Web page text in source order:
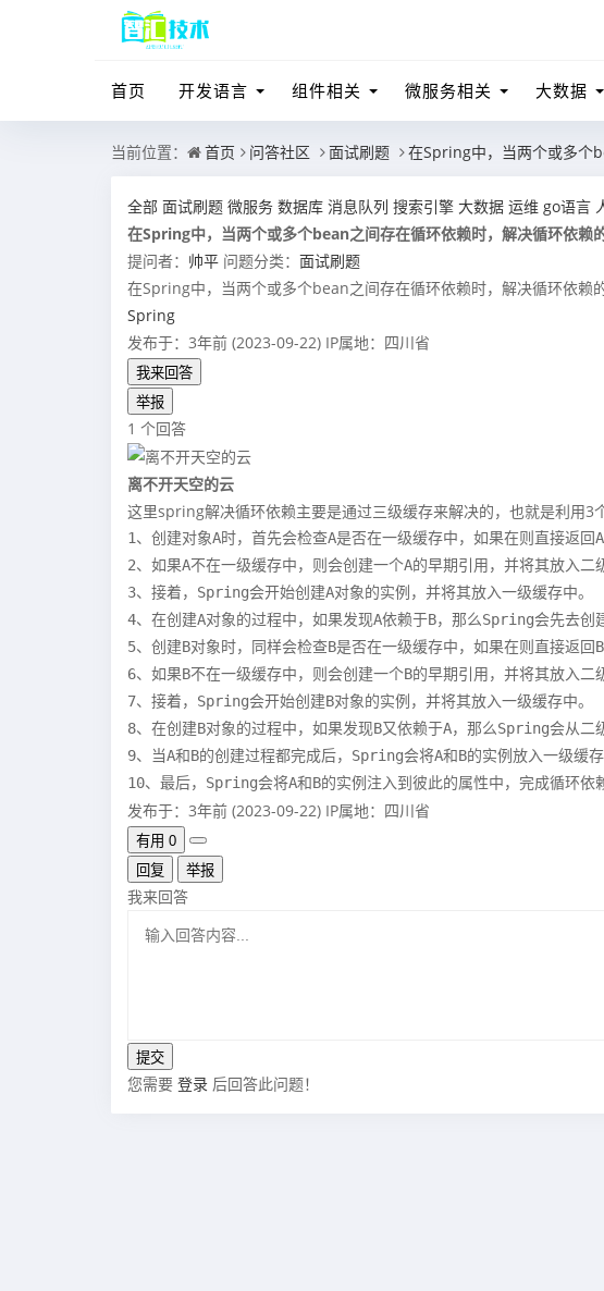
首页 开发语言 组件相关 微服务相关 大数据
当前位置： 首页 问答社区 面试刷题 在Spring中，当两个或多个
全部 面试刷题 微服务 数据库 消息队列 搜索引擎 大数据 运维 go语言
在Spring中，当两个或多个bean之间存在循环依赖时，解决循环依赖
提问者： 帅平 问题分类： 面试刷题
在Spring中，当两个或多个bean之间存在循环依赖时，解决循环依赖
Spring
发布于：3年前 (2023-09-22) IP属地：四川省
我来回答
举报
1 个回答
离不开天空的云
这里spring解决循环依赖主要是通过三级缓存来解决的，也就是利用3
1、创建对象A时，首先会检查A是否在一级缓存中，如果在则直接返回A
2、如果A不在一级缓存中，则会创建一个A的早期引用，并将其放入二
3、接着，Spring会开始创建A对象的实例，并将其放入一级缓存中。
4、在创建A对象的过程中，如果发现A依赖于B，那么Spring会先去创
5、创建B对象时，同样会检查B是否在一级缓存中，如果在则直接返回B
6、如果B不在一级缓存中，则会创建一个B的早期引用，并将其放入二
7、接着，Spring会开始创建B对象的实例，并将其放入一级缓存中。
8、在创建B对象的过程中，如果发现B又依赖于A，那么Spring会从二
9、当A和B的创建过程都完成后，Spring会将A和B的实例放入一级缓
10、最后，Spring会将A和B的实例注入到彼此的属性中，完成循环依
发布于：3年前 (2023-09-22) IP属地：四川省
有用 0
回复
举报
我来回答
您需要 登录 后回答此问题！